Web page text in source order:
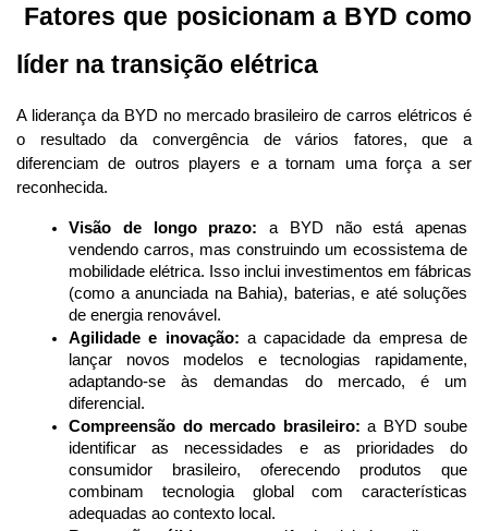
Fatores que posicionam a BYD como
líder na transição elétrica
A liderança da BYD no mercado brasileiro de carros elétricos é
o resultado da convergência de vários fatores, que a
diferenciam de outros players e a tornam uma força a ser
reconhecida.
Visão de longo prazo: a BYD não está apenas
vendendo carros, mas construindo um ecossistema de
mobilidade elétrica. Isso inclui investimentos em fábricas
(como a anunciada na Bahia), baterias, e até soluções
de energia renovável.
Agilidade e inovação: a capacidade da empresa de
lançar novos modelos e tecnologias rapidamente,
adaptando-se às demandas do mercado, é um
diferencial.
Compreensão do mercado brasileiro: a BYD soube
identificar as necessidades e as prioridades do
consumidor brasileiro, oferecendo produtos que
combinam tecnologia global com características
adequadas ao contexto local.